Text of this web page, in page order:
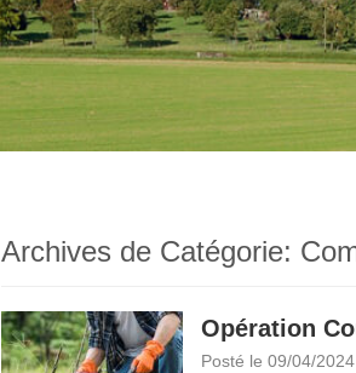
Archives de Catégorie:
Opération
Posté le09/04/2024